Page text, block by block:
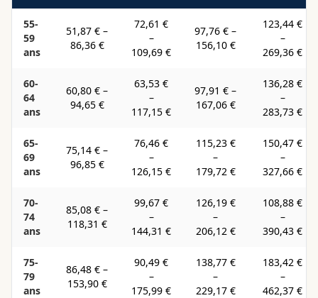
55-
59
ans
51,87 € –
86,36 €
72,61 €
–
109,69 €
97,76 € –
156,10 €
123,44 €
–
269,36 €
60-
64
ans
60,80 € –
94,65 €
63,53 €
–
117,15 €
97,91 € –
167,06 €
136,28 €
–
283,73 €
65-
69
ans
75,14 € –
96,85 €
76,46 €
–
126,15 €
115,23 €
–
179,72 €
150,47 €
–
327,66 €
70-
74
ans
85,08 € –
118,31 €
99,67 €
–
144,31 €
126,19 €
–
206,12 €
108,88 €
–
390,43 €
75-
79
ans
86,48 € –
153,90 €
90,49 €
–
175,99 €
138,77 €
–
229,17 €
183,42 €
–
462,37 €